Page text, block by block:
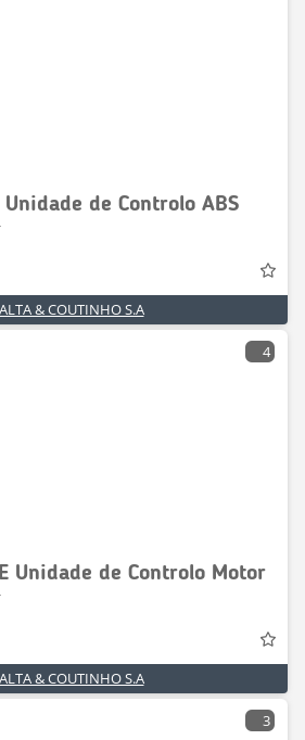
Unidade de Controlo ABS
& COUTINHO S.A
4
Unidade de Controlo Motor
& COUTINHO S.A
3